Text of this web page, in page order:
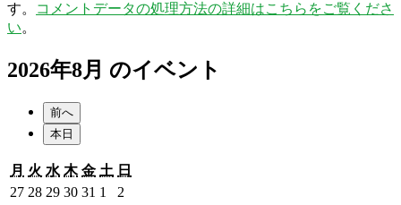
す。
コメントデータの処理方法の詳細はこちらをご覧くださ
い。
2026年8月 のイベント
前へ
本日
月 月
曜
火 火
曜
水 水
曜
木木
曜
金金
曜
土 土
曜
日
272026
282026
292026
302026
31 2026
1
2026
2